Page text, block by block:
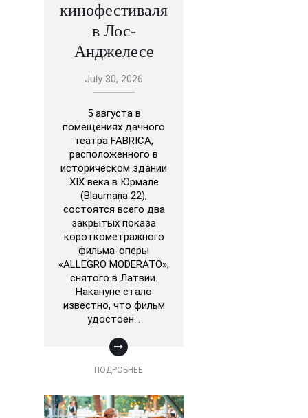
кинофестиваля
в Лос-
Анджелесе
July 30, 2026
5 августа в
помещениях дачного
театра FABRICA,
расположенного в
историческом здании
XIX века в Юрмале
(Blaumaņa 22),
состоятся всего два
закрытых показа
короткометражного
фильма-оперы
«ALLEGRO MODERATO»,
снятого в Латвии.
Накануне стало
известно, что фильм
удостоен…
ПОДРОБНЕЕ